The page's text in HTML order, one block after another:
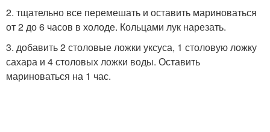
2. тщательно все перемешать и оставить мариноваться
от 2 до 6 часов в холоде. Кольцами лук нарезать.
3. добавить 2 столовые ложки уксуса, 1 столовую ложку
сахара и 4 столовых ложки воды. Оставить
мариноваться на 1 час.